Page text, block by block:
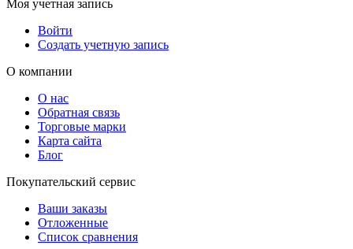
Моя учетная запись
Войти
Создать учетную запись
О компании
О нас
Обратная связь
Торговые марки
Карта сайта
Блог
Покупательский сервис
Ваши заказы
Отложенные
Список сравнения